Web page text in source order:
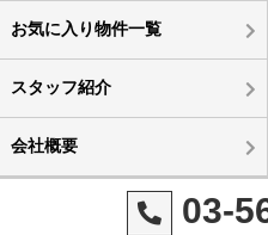
お気に入り物件一覧
スタッフ紹介
会社概要
03-